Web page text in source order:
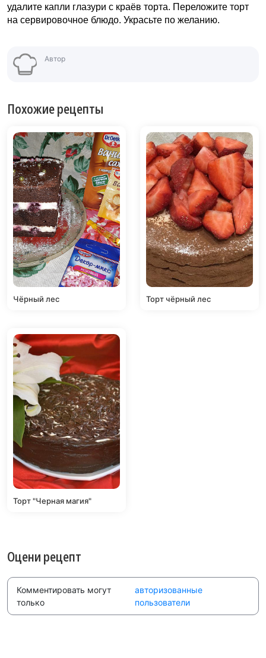
удалите капли глазури с краёв торта. Переложите торт
на сервировочное блюдо. Украсьте по желанию.
Автор
Похожие рецепты
Чёрный лес Торт чёрный лес
Торт "Черная магия"
Оцени рецепт
Комментировать могут
только
авторизованные
пользователи